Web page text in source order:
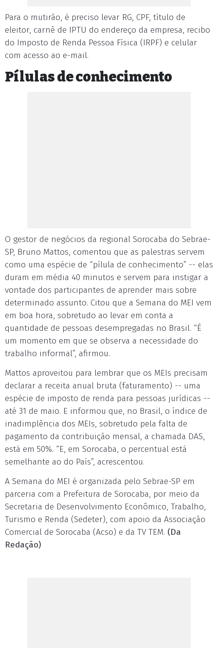
Para o mutirão, é preciso levar RG, CPF, título de
eleitor, carnê de IPTU do endereço da empresa, recibo
do Imposto de Renda Pessoa Física (IRPF) e celular
com acesso ao e-mail.
Pílulas de conhecimento
O gestor de negócios da regional Sorocaba do Sebrae-
SP, Bruno Mattos, comentou que as palestras servem
como uma espécie de “pílula de conhecimento” -- elas
duram em média 40 minutos e servem para instigar a
vontade dos participantes de aprender mais sobre
determinado assunto. Citou que a Semana do MEI vem
em boa hora, sobretudo ao levar em conta a
quantidade de pessoas desempregadas no Brasil. “É
um momento em que se observa a necessidade do
trabalho informal”, afirmou.
Mattos aproveitou para lembrar que os MEIs precisam
declarar a receita anual bruta (faturamento) -- uma
espécie de imposto de renda para pessoas jurídicas --
até 31 de maio. E informou que, no Brasil, o índice de
inadimplência dos MEIs, sobretudo pela falta de
pagamento da contribuição mensal, a chamada DAS,
está em 50%. “E, em Sorocaba, o percentual está
semelhante ao do País”, acrescentou.
A Semana do MEI é organizada pelo Sebrae-SP em
parceria com a Prefeitura de Sorocaba, por meio da
Secretaria de Desenvolvimento Econômico, Trabalho,
Turismo e Renda (Sedeter), com apoio da Associação
Comercial de Sorocaba (Acso) e da TV TEM. (Da
Redação)